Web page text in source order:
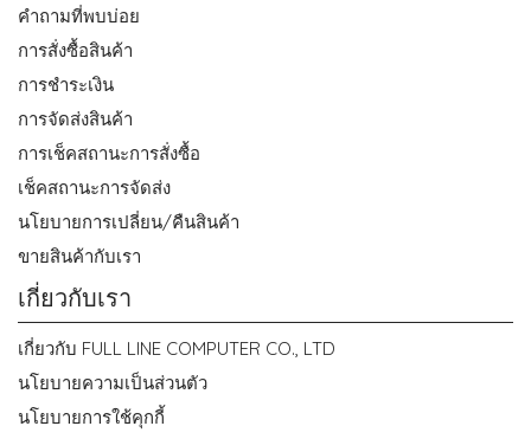
คำถามที่พบบ่อย
การสั่งซื้อสินค้า
การชำระเงิน
การจัดส่งสินค้า
การเช็คสถานะการสั่งซื้อ
เช็คสถานะการจัดส่ง
นโยบายการเปลี่ยน/คืนสินค้า
ขายสินค้ากับเรา
เกี่ยวกับเรา
เกี่ยวกับ FULL LINE COMPUTER CO., LTD
นโยบายความเป็นส่วนตัว
นโยบายการใช้คุกกี้